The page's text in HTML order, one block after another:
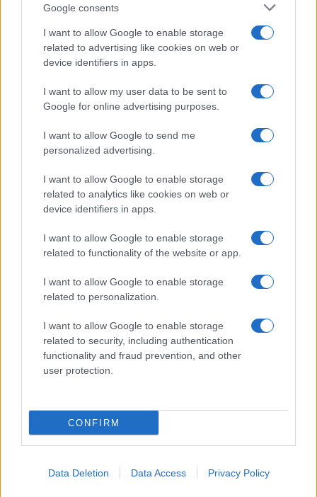
Google consents
I want to allow Google to enable storage
related to advertising like cookies on web or
device identifiers in apps.
I want to allow my user data to be sent to
Google for online advertising purposes.
I want to allow Google to send me
personalized advertising.
I want to allow Google to enable storage
related to analytics like cookies on web or
device identifiers in apps.
I want to allow Google to enable storage
related to functionality of the website or app.
I want to allow Google to enable storage
related to personalization.
I want to allow Google to enable storage
related to security, including authentication
functionality and fraud prevention, and other
user protection.
CONFIRM
Data Deletion Data Access Privacy Policy
Tutti i diritti riservati
Chi siamo
Contatti
Privacy policy
Disattiva / attiva
Numero Partita IVA: 03991910716
Grazie per leggerci e per seguirci sempre: puoi
l'argomento su cui hai dubbi o contattandoci su
Facebook. Buona navigazione e buono studio!